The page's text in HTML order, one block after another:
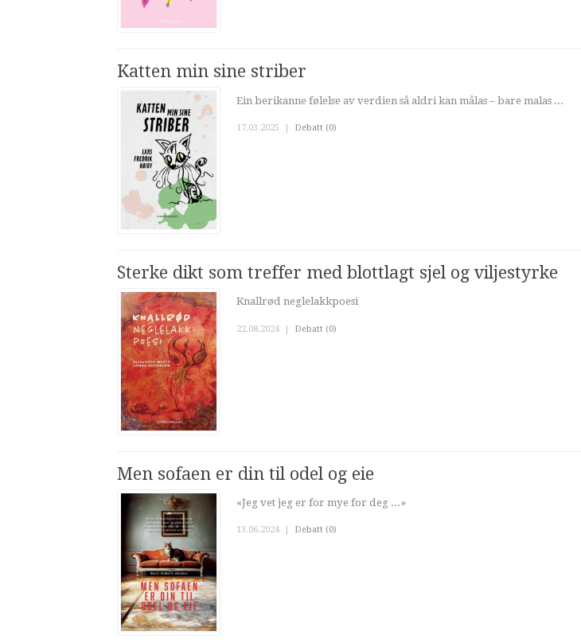
Katten min sine striber
Ein berikanne følelse av verdien så aldri kan målas – bare malas ...
17.03.2025 | Debatt (0)
Sterke dikt som treffer med blottlagt sjel og viljestyrke
Knallrød neglelakkpoesi
22.08.2024 | Debatt (0)
Men sofaen er din til odel og eie
«Jeg vet jeg er for mye for deg ...»
13.06.2024 Debatt (0)